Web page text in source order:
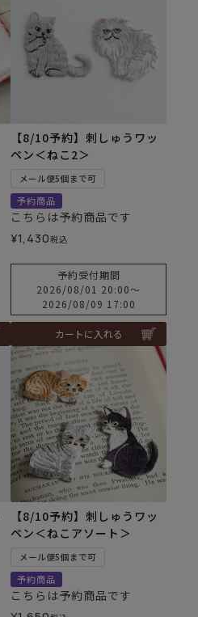
【8/10予約】刺しゅうワッ
ペン＜ねこ2＞
メール便5個まで可
予約商品
こちらは予約商品です
¥1,430税込
予約受付期間
2026/08/01 20:00〜
2026/08/09 17:00
カートに入れる
【8/10予約】刺しゅうワッ
ペン＜ねこアソート＞
メール便5個まで可
予約商品
こちらは予約商品です